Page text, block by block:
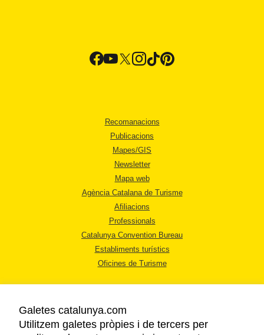
Recomanacions
Publicacions
Mapes/GIS
Newsletter
Mapa web
Agència Catalana de Turisme
Afiliacions
Professionals
Catalunya Convention Bureau
Establiments turístics
Oficines de Turisme
Galetes catalunya.com
Utilitzem galetes pròpies i de tercers per